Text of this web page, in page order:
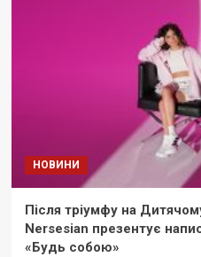
НОВИНИ
Після тріумфу на
Nersesian презентує
«Будь собою»